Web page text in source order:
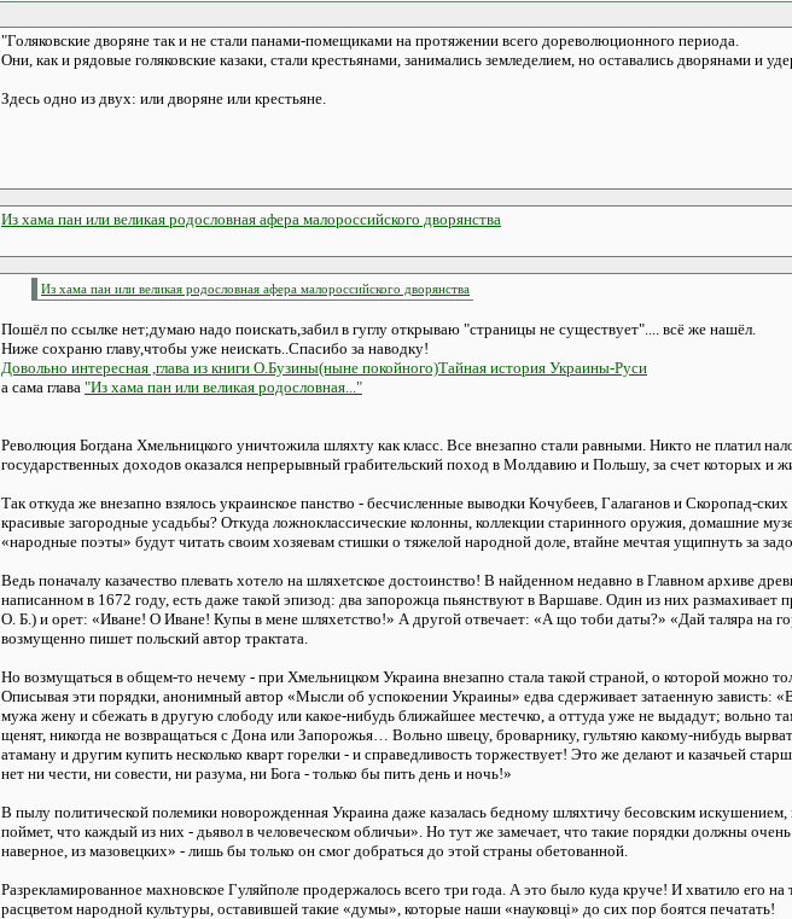
"Голяковские дворяне так и не стали панами-помещиками на протяжении всего дореволюционного периода.
Они, как и рядовые голяковские казаки, стали крестьянами, занимались земледелием, но оставались дворянами и
Здесь одно из двух: или дворяне или крестьяне.
Из хама пан или великая родословная афера малороссийского дворянства
Из хама пан или великая родословная афера малороссийского дворянства
Пошёл по ссылке нет;думаю надо поискать,забил в гуглу открываю "страницы не существует".... всё же нашёл.
Ниже сохраню главу,чтобы уже неискать..Спасибо за наводку!
Довольно интересная ,глава из книги О.Бузины(ныне покойного)Тайная история Украины-Руси
а сама глава "Из хама пан или великая родословная..."
Революция Богдана Хмельницкого уничтожила шляхту как класс. Все внезапно стали равными. Никто не платил
государственных доходов оказался непрерывный грабительский поход в Молдавию и Польшу, за счет которых и
Так откуда же внезапно взялось украинское панство - бесчисленные выводки Кочубеев, Галаганов и Скоропад-
красивые загородные усадьбы? Откуда ложноклассические колонны, коллекции старинного оружия, домашние
«народные поэты» будут читать своим хозяевам стишки о тяжелой народной доле, втайне мечтая ущипнуть за
Ведь поначалу казачество плевать хотело на шляхетское достоинство! В найденном недавно в Главном архиве
написанном в 1672 году, есть даже такой эпизод: два запорожца пьянствуют в Варшаве. Один из них размахивает
О. Б.) и орет: «Иване! О Иване! Купы в мене шляхетство!» А другой отвечает: «А що тоби даты?» «Дай таляра на
возмущенно пишет польский автор трактата.
Но возмущаться в общем-то нечему - при Хмельницком Украина внезапно стала такой страной, о которой можно
Описывая эти порядки, анонимный автор «Мысли об успокоении Украины» едва сдерживает затаенную зависть:
мужа жену и сбежать в другую слободу или какое-нибудь ближайшее местечко, а оттуда уже не выдадут; вольно
щенят, никогда не возвращаться с Дона или Запорожья… Вольно швецу, броварнику, гультяю какому-нибудь
атаману и другим купить несколько кварт горелки - и справедливость торжествует! Это же делают и казачьей
нет ни чести, ни совести, ни разума, ни Бога - только бы пить день и ночь!»
В пылу политической полемики новорожденная Украина даже казалась бедному шляхтичу бесовским
поймет, что каждый из них - дьявол в человеческом обличьи». Но тут же замечает, что такие порядки должны
наверное, из мазовецких» - лишь бы только он смог добраться до этой страны обетованной.
Разрекламированное махновское Гуляйполе продержалось всего три года. А это было куда круче! И хватило его
расцветом народной культуры, оставившей такие «думы», которые наши «науковці» до сих пор боятся печатать!